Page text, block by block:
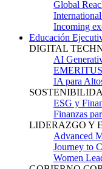
Global
Incoming
Educación
DIGITAL
AI
EMERITUS
IA para
ESG y
Finanzas
LIDERAZGO Y
Advanced
Journey to
Women